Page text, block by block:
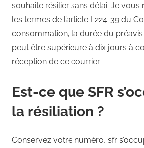
souhaite résilier sans délai. Je
les termes de l’article L224-39 du
consommation, la durée du préavis
peut être supérieure à dix jours à
réception de ce courrier.
Est-ce que SFR
la résiliation ?
Conservez votre numéro, sfr